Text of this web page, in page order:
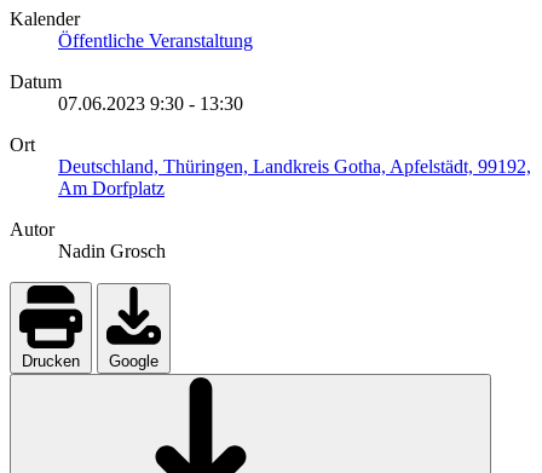
Kalender
Öffentliche Veranstaltung
Datum
07.06.2023 9:30 - 13:30
Ort
Deutschland, Thüringen, Landkreis Gotha, Apfelstädt, 99192,
Am Dorfplatz
Autor
Nadin Grosch
Drucken Google